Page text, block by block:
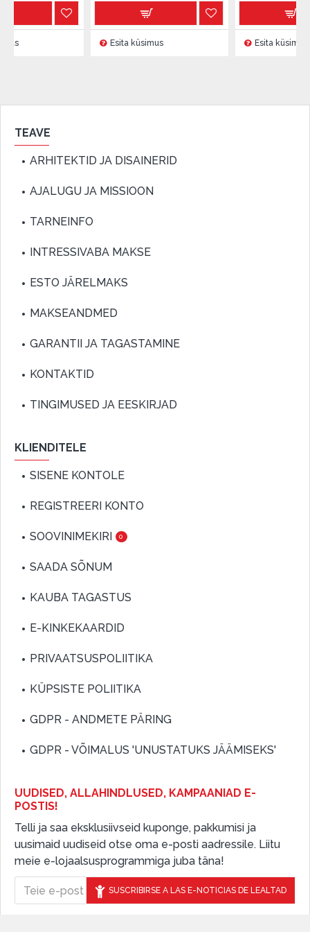
Esita küsimus Esita küsimus
TEAVE
ARHITEKTID JA DISAINERID
AJALUGU JA MISSIOON
TARNEINFO
INTRESSIVABA MAKSE
ESTO JÄRELMAKS
MAKSEANDMED
GARANTII JA TAGASTAMINE
KONTAKTID
TINGIMUSED JA EESKIRJAD
KLIENDITELE
SISENE KONTOLE
REGISTREERI KONTO
SOOVINIMEKIRI 0
SAADA SÕNUM
KAUBA TAGASTUS
E-KINKEKAARDID
PRIVAATSUSPOLIITIKA
KÜPSISTE POLIITIKA
GDPR - ANDMETE PÄRING
GDPR - VÕIMALUS 'UNUSTATUKS JÄÄMISEKS'
UUDISED, ALLAHINDLUSED, KAMPAANIAD E-
POSTIS!
Telli ja saa eksklusiivseid kuponge, pakkumisi ja
uusimaid uudiseid otse oma e-posti aadressile. Liitu
meie e-lojaalsusprogrammiga juba täna!
SUSCRIBIRSE A LAS E-NOTICIAS DE LEALTAD